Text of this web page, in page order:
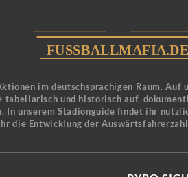
im deutschsprachigen Raum.
und historisch auf,
In unserem Stadionguide findet ihr
die Entwicklung der